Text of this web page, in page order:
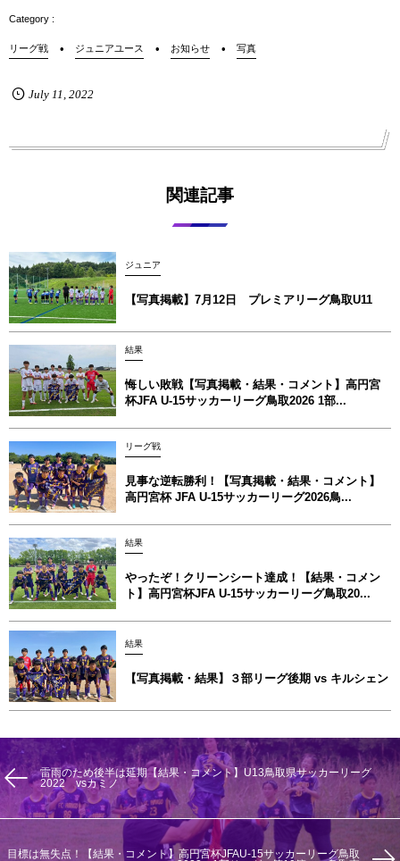
リーグ戦 ジュニアユース お知らせ 写真
July 11 , 2022
関連記事
ジュニア
【写真掲載】7月12日 プレミアリーグ鳥取U11
結果
悔しい敗戦【写真掲載・結果・コメント】高円宮
杯JFA U-15サッカーリーグ鳥取2026 1部...
リーグ戦
見事な逆転勝利！【写真掲載・結果・コメント】
高円宮杯 JFA U-15サッカーリーグ2026鳥...
結果
やったぞ！クリーンシート達成！【結果・コメン
ト】高円宮杯JFA U-15サッカーリーグ鳥取20...
結果
【写真掲載・結果】３部リーグ後期 vs キルシェン
雷雨のため後半は延期【結果・コメント】U13鳥取県サッカーリーグ
2022 vsカミノ
目標は無失点！【結果・コメント】高円宮杯JFAU-15サッカーリーグ鳥取